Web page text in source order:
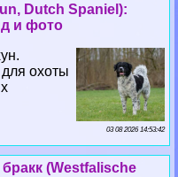
Dutch Spaniel):
и фото
охоты
03 08 2026 14:53:42
(Westfalische